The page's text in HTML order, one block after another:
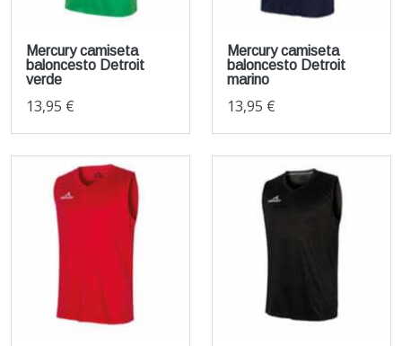
Mercury camiseta
baloncesto Detroit
verde
13,95 €
Mercury camiseta
baloncesto Detroit
marino
13,95 €